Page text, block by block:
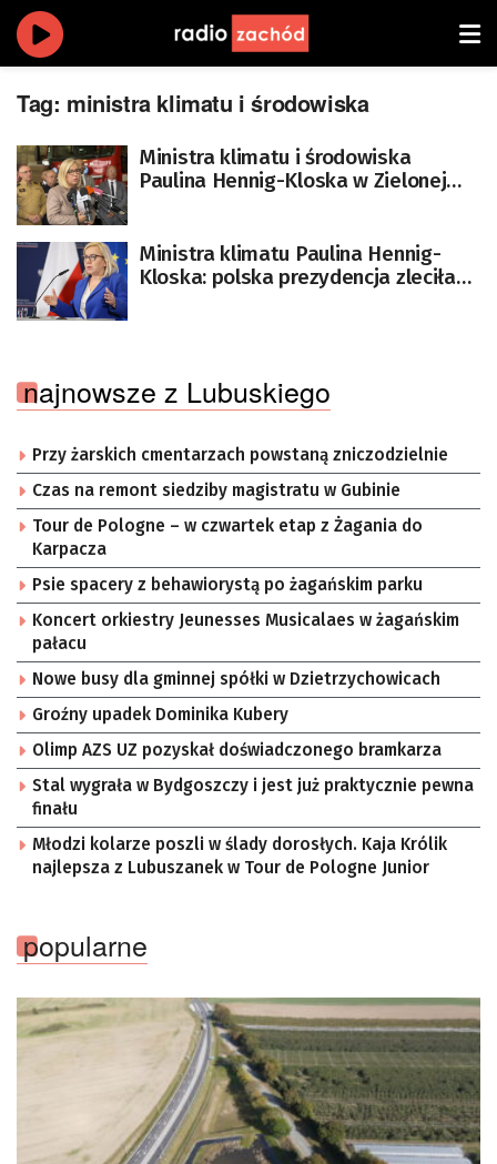
Tag: ministra klimatu i środowiska
Ministra klimatu i środowiska
Paulina Hennig-Kloska w Zielonej
Ministra klimatu Paulina Hennig-
Kloska: polska prezydencja zleciła
najnowsze z Lubuskiego
Przy żarskich cmentarzach powstaną zniczodzielnie
Czas na remont siedziby magistratu w Gubinie
Tour de Pologne – w czwartek etap z Żagania do
Karpacza
Psie spacery z behawiorystą po żagańskim parku
Koncert orkiestry Jeunesses Musicalaes w żagańskim
pałacu
Nowe busy dla gminnej spółki w Dzietrzychowicach
Groźny upadek Dominika Kubery
Olimp AZS UZ pozyskał doświadczonego bramkarza
Stal wygrała w Bydgoszczy i jest już praktycznie pewna
finału
Młodzi kolarze poszli w ślady dorosłych. Kaja Królik
najlepsza z Lubuszanek w Tour de Pologne Junior
popularne